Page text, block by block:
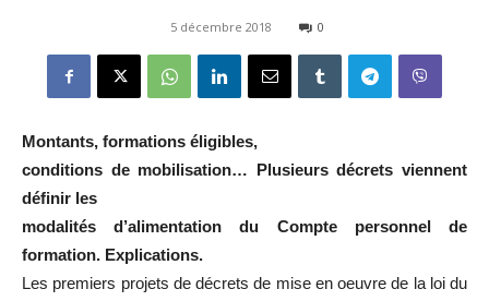
5 décembre 2018 0
Montants, formations éligibles,
conditions de mobilisation… Plusieurs décrets viennent
définir les
modalités d’alimentation du Compte personnel de
formation. Explications.
Les premiers projets de décrets de mise en oeuvre de la loi du